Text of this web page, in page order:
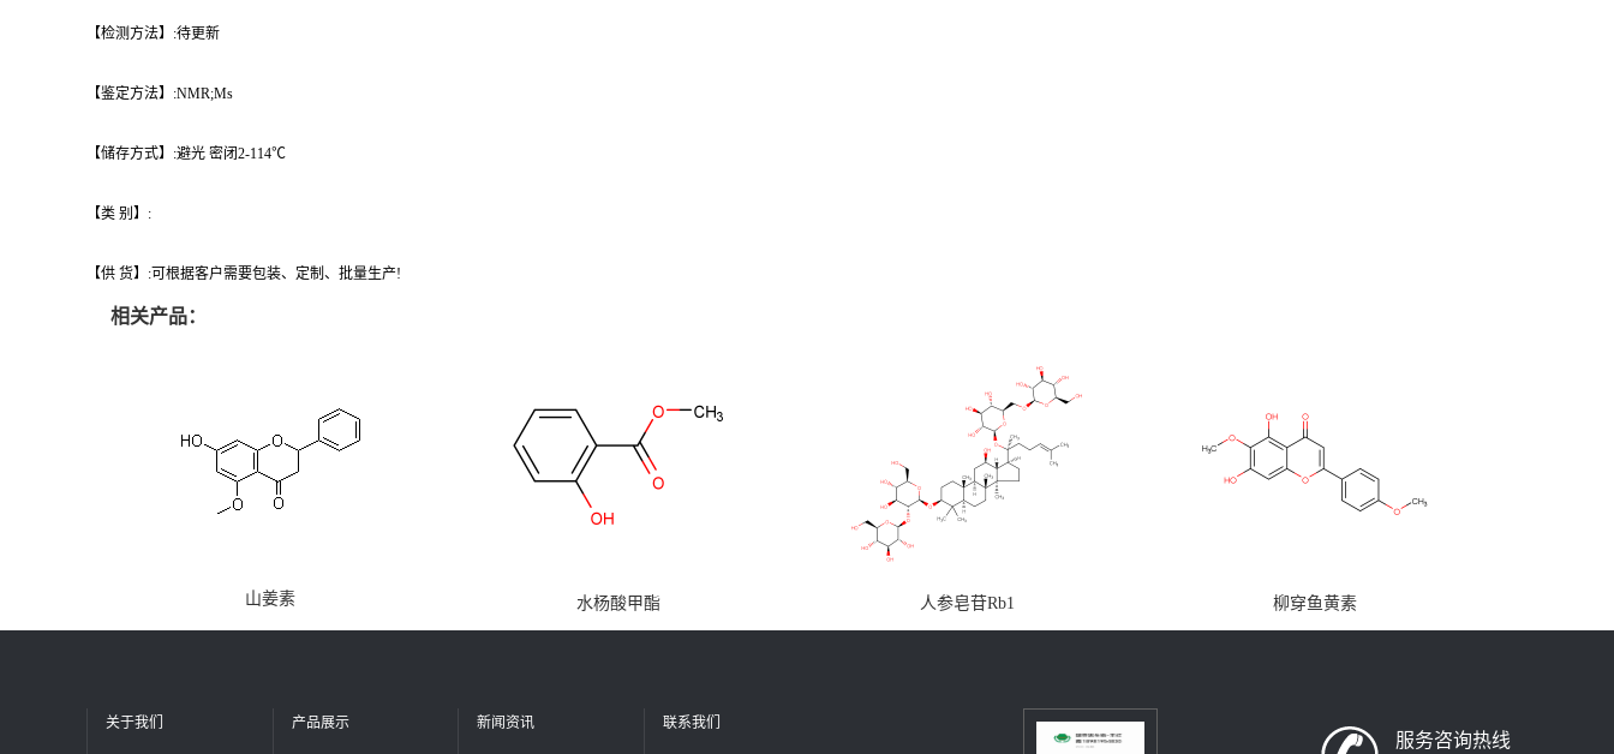
【检测方法】:待更新
【鉴定方法】:NMR;Ms
【储存方式】:避光 密闭2-114℃
【类 别】:
【供 货】:可根据客户需要包装、定制、批量生产!
相关产品：
山姜素 水杨酸甲酯 人参皂苷Rb1 柳穿鱼黄素
关于我们 产品展示 新闻资讯 联系我们
服务咨询热线